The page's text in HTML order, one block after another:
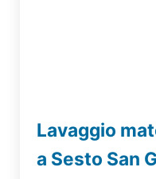
Lavaggio
a Sesto San